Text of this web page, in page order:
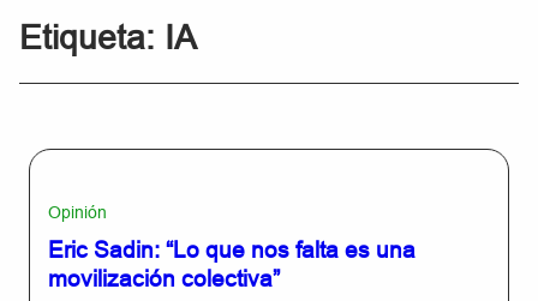
Etiqueta: IA
Opinión
Eric Sadin: “Lo que nos falta es una
movilización colectiva”